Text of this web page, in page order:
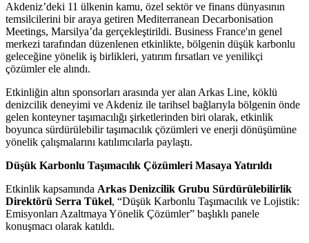
Akdeniz’deki 11 ülkenin kamu, özel sektör ve finans dünyasının
temsilcilerini bir araya getiren Mediterranean Decarbonisation
Meetings, Marsilya’da gerçekleştirildi. Business France'ın genel
merkezi tarafından düzenlenen etkinlikte, bölgenin düşük karbonlu
geleceğine yönelik iş birlikleri, yatırım fırsatları ve yenilikçi
çözümler ele alındı.
Etkinliğin altın sponsorları arasında yer alan Arkas Line, köklü
denizcilik deneyimi ve Akdeniz ile tarihsel bağlarıyla bölgenin önde
gelen konteyner taşımacılığı şirketlerinden biri olarak, etkinlik
boyunca sürdürülebilir taşımacılık çözümleri ve enerji dönüşümüne
yönelik çalışmalarını katılımcılarla paylaştı.
Düşük Karbonlu Taşımacılık Çözümleri Masaya Yatırıldı
Etkinlik kapsamında Arkas Denizcilik Grubu Sürdürülebilirlik
Direktörü Serra Tükel, “Düşük Karbonlu Taşımacılık ve Lojistik:
Emisyonları Azaltmaya Yönelik Çözümler” başlıklı panele
konuşmacı olarak katıldı.